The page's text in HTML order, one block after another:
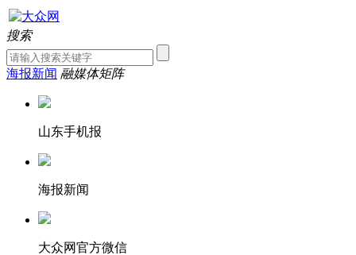
搜索
海报新闻 融媒体矩阵
山东手机报
海报新闻
大众网官方微信